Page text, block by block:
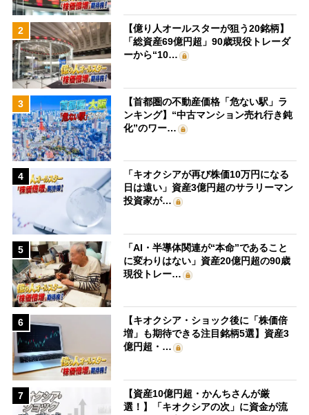
2
【億り人オールスターが狙う20銘柄】
「総資産69億円超」90歳現役トレーダ
ーから“10…
3
【首都圏の不動産価格「危ない駅」ラ
ンキング】“中古マンション売れ行き鈍
化”のワー…
4
「キオクシアが再び株価10万円になる
日は遠い」資産3億円超のサラリーマン
投資家が…
5
「AI・半導体関連が“本命”であること
に変わりはない」資産20億円超の90歳
現役トレー…
6
【キオクシア・ショック後に「株価倍
増」も期待できる注目銘柄5選】資産3
億円超・…
7
【資産10億円超・かんちさんが厳
選！】「キオクシアの次」に資金が流